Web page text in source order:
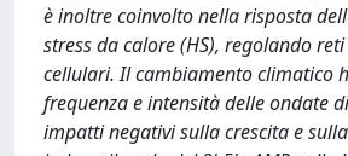
è inoltre coinvolto nella risposta
stress da calore (HS), regolando
cellulari. Il cambiamento climatico
frequenza e intensità delle ondate
impatti negativi sulla crescita e